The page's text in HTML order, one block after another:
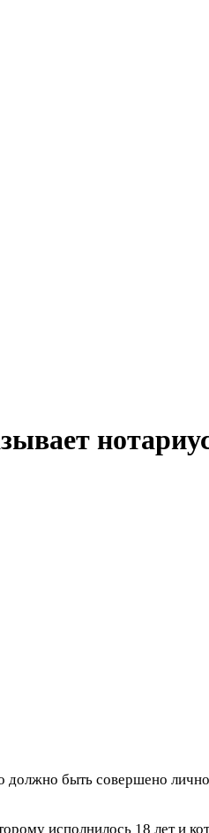
быть совершено
исполнилось 18 лет и